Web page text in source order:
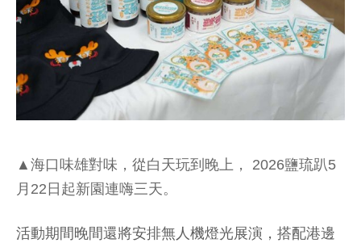
▲海口味雄對味，從白天玩到晚上， 2026鹽琉趴5
月22日起新園連嗨三天。
活動期間晚間還將安排無人機燈光展演，搭配港邊